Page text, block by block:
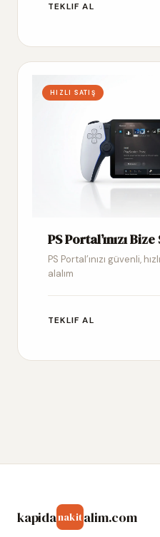
TEKLIF AL
HIZLI SATIŞ
PS Portal’ınızı Bize
PS Portal’ınızı güvenli,
alalım
TEKLIF AL
kapidanakitalim.com